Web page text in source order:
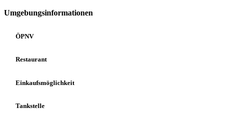
Umgebungsinformationen
ÖPNV
Restaurant
Einkaufsmöglichkeit
Tankstelle